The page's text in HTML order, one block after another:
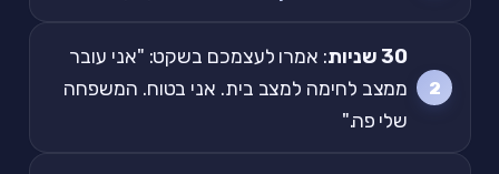
30 שניות
: אמרו לעצמכם בשקט: "אני עובר
ממצב לחימה למצב בית. אני בטוח. המשפחה
שלי פה."